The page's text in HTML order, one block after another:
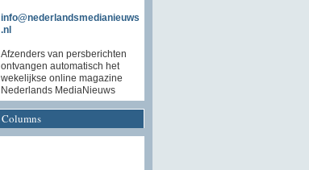
info@nederlandsmedianieuws
.nl
Afzenders van persberichten
ontvangen automatisch het
wekelijkse online magazine
Nederlands MediaNieuws
Columns